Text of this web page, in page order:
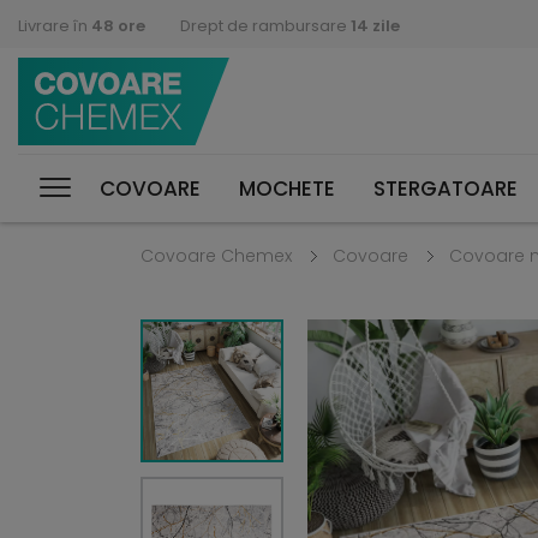
Livrare în 48 ore Drept de rambursare 14 zile
COVOARE MOCHETE STERGATOARE
Covoare Chemex Covoare Covoare